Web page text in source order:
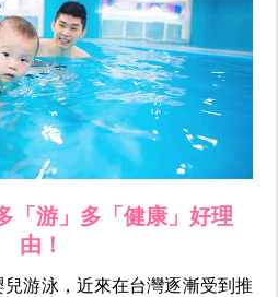
「游」多「健康」好理
由！
游泳，近來在台灣逐漸受到推